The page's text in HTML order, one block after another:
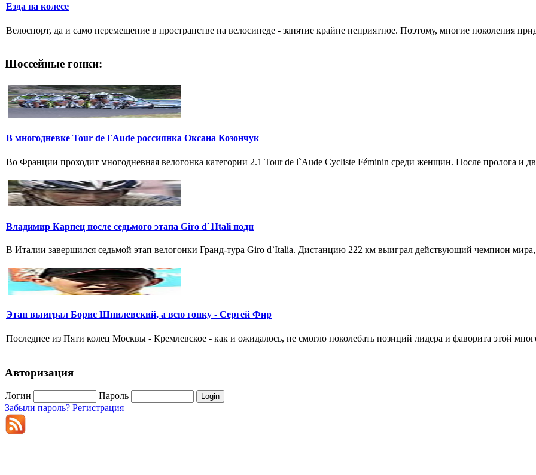
Езда на колесе
Велоспорт, да и само перемещение в пространстве на велосипеде - занятие крайне неприятное. Поэтому, многие поколения
Шоссейные гонки:
В многодневке Tour de l`Aude россиянка Оксана Козончук
Во Франции проходит многодневная велогонка категории 2.1 Tour de l`Aude Cycliste Féminin среди женщин. После пролога и
Владимир Карпец после седьмого этапа Giro d`1Itali подн
В Италии завершился седьмой этап велогонки Гранд-тура Giro d`Italia. Дистанцию 222 км выиграл действующий чемпион мира,
Этап выиграл Борис Шпилевский, а всю гонку - Сергей Фир
Последнее из Пяти колец Москвы - Кремлевское - как и ожидалось, не смогло поколебать позиций лидера и фаворита этой
Авторизация
Логин
Пароль
Забыли пароль? Регистрация